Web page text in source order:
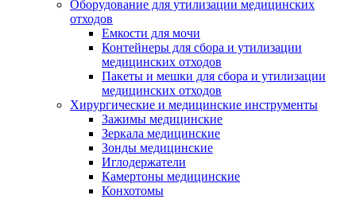
Оборудование для утилизации медицинских
отходов
Емкости для мочи
Контейнеры для сбора и утилизации
медицинских отходов
Пакеты и мешки для сбора и утилизации
медицинских отходов
Хирургические и медицинские инструменты
Зажимы медицинские
Зеркала медицинские
Зонды медицинские
Иглодержатели
Камертоны медицинские
Конхотомы